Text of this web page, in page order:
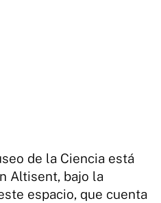
de la Ciencia está
Altisent, bajo la
espacio, que cuenta